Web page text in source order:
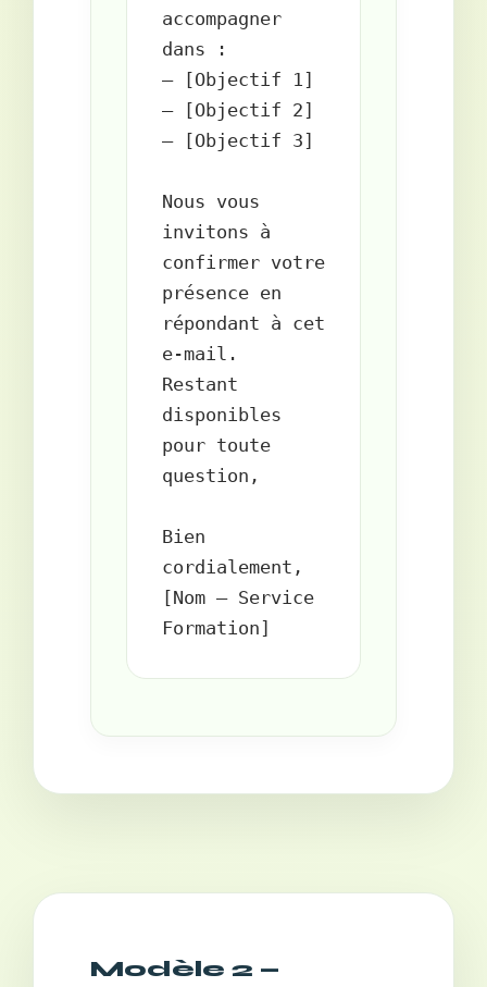
accompagner
dans :
– [Objectif 1]
– [Objectif 2]
– [Objectif 3]
Nous vous
invitons à
confirmer votre
présence en
répondant à cet
e-mail.
Restant
disponibles
pour toute
question,
Bien
cordialement,
[Nom – Service
Modèle 2 —